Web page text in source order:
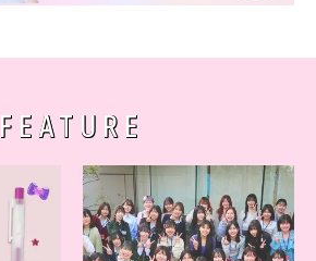
FEATURE